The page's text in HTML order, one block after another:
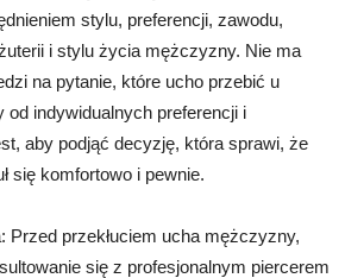
stylu, preferencji, zawodu,
i stylu życia mężczyzny. Nie ma
na pytanie, które ucho przebić u
indywidualnych preferencji i
aby podjąć decyzję, która sprawi, że
się komfortowo i pewnie.
Przed przekłuciem ucha mężczyzny,
się z profesjonalnym piercerem